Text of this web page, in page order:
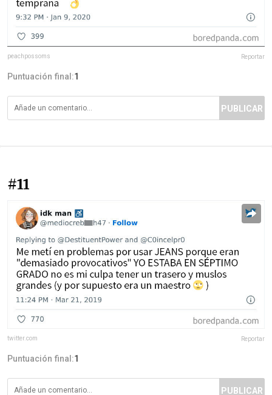
peachpossoms Reportar
Puntuación final:1
PUBLICAR
#11
twitter.com Reportar
Puntuación final:1
PUBLICAR